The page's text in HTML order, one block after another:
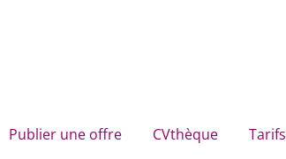
Publier une offre CVthèque Tarifs